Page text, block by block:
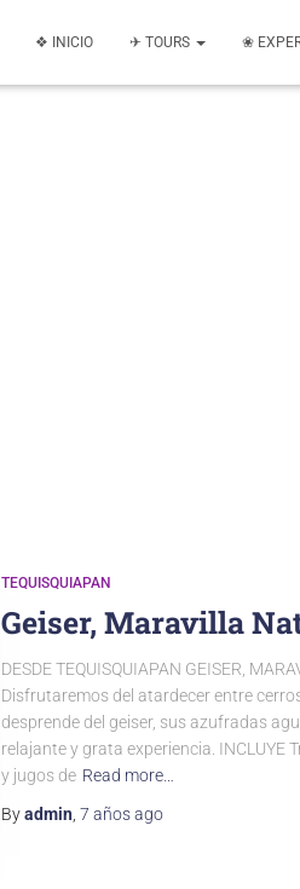
❖ INICIO ✈ TOURS ❀
TEQUISQUIAPAN
Geiser, Maravilla
DESDE TEQUISQUIAPAN GEISER,
Disfrutaremos del atardecer entre
desprende del geiser, sus azufradas
relajante y grata experiencia. INCLUYE
y jugos de Read more…
Byadmin ,7 añosago